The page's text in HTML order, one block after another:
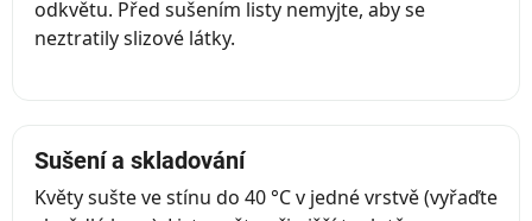
odkvětu. Před sušením listy nemyjte, aby se
neztratily slizové látky.
Sušení a skladování
Květy sušte ve stínu do 40 °C v jedné vrstvě (vyřaďte